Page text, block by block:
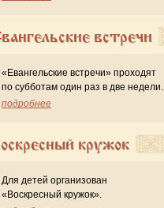
Евангельские встречи
«Евангельские встречи» проходят
по субботам один раз в две недели.
подробнее
Воскресный кружок
Для детей организован
«Воскресный кружок».